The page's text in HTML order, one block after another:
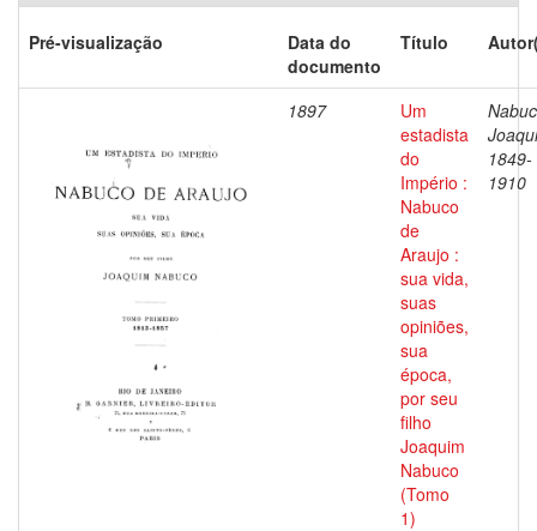
Pré-visualização
Data do
documento
Título
1897
Um
estadista
do
Império :
Nabuco
de
Araujo :
sua vida,
suas
opiniões,
sua
época,
por seu
filho
Joaquim
Nabuco
(Tomo
1)
1849-
1910